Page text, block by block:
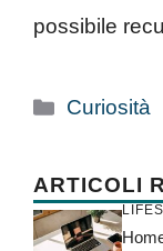
possibile
Categorie
Curiosità
ARTICOLI